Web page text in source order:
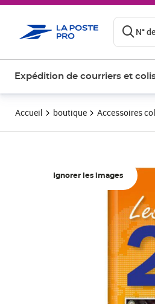
N°
Expédition de courriers et
Accueil boutique Accessoires
Ignorer les images